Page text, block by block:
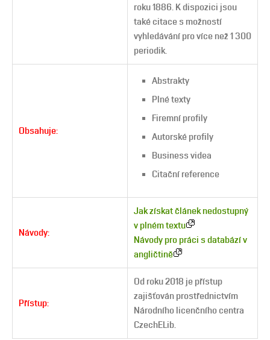
roku 1886. K dispozici jsou
také citace s možností
vyhledávání pro více než 1 300
periodik.
Obsahuje:
Abstrakty
Plné texty
Firemní profily
Autorské profily
Business videa
Citační reference
Návody:
Jak získat článek nedostupný
v plném textu
Návody pro práci s databází v
angličtině
Přístup:
Od roku 2018 je přístup
zajišťován prostřednictvím
Národního licenčního centra
CzechELib.